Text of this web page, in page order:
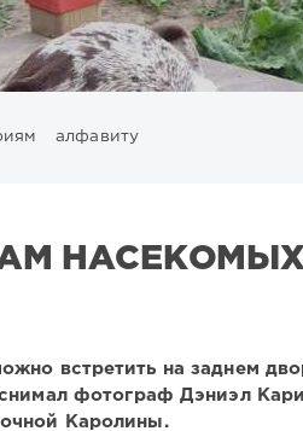
алфавиту
встретить на заднем
фотограф Дэниэл
Каролины.